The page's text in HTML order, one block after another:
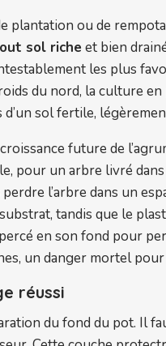
plantation ou de
sol riche et bien
les plus
du nord, la
sol fertile,
future de
pour un arbre livré
l’arbre dans un
tandis que le
en son fond pour
un danger mortel
réussi
du fond du pot. Il